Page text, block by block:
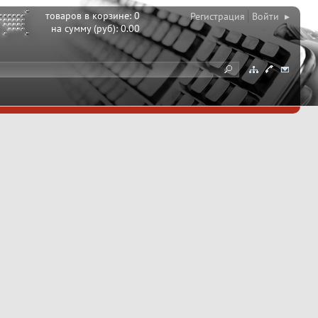
товаров в корзине:0
на сумму (руб):0.00
Регистрация Войти ▸